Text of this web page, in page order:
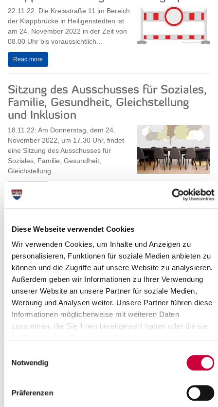
Diese Webseite verwendet Cookies
Wir verwenden Cookies, um Inhalte und Anzeigen zu
personalisieren, Funktionen für soziale Medien anbieten zu
können und die Zugriffe auf unsere Website zu analysieren.
Außerdem geben wir Informationen zu Ihrer Verwendung
unserer Website an unsere Partner für soziale Medien,
Werbung und Analysen weiter. Unsere Partner führen diese
Informationen möglicherweise mit weiteren Daten
zusammen, die Sie ihnen bereitgestellt haben oder die sie
Notwendig
Präferenzen
22.11.22: Die Kreisstraße 11 im Bereich
der Klappbrücke in Heiligenstedten ist
am 24. November 2022 in der Zeit von
08.00 Uhr bis voraussichtlich...
Read more
Sitzung des Ausschusses für Soziales,
Familie, Gesundheit, Gleichstellung
und Inklusion
18.11.22: Am Donnerstag, dem 24.
November 2022, um 17.30 Uhr, findet
eine Sitzung des Ausschusses für
Soziales, Familie, Gesundheit,
Gleichstellung...
Read more
16.11.22: Gerade erst ging es durch
die Medien: Zwei von fünf Kindern wird
selten oder nie vorgelesen. Wie gut,
dass es den Bundesweiten
Vorlesetag...
Read more
Sitzung des Bau- und